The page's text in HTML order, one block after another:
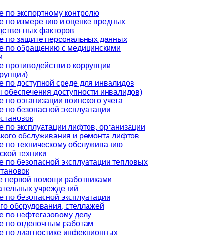
по экспортному контролю
по измерению и оценке вредных
факторов
по защите персональных данных
по обращению с медицинскими
противодействию коррупции
по доступной среде для инвалидов
обеспечения доступности инвалидов)
по организации воинского учета
по безопасной эксплуатации
по эксплуатации лифтов, организации
обслуживания и ремонта лифтов
по техническому обслуживанию
техники
по безопасной эксплуатации тепловых
первой помощи работниками
учреждений
по безопасной эксплуатации
оборудования, стеллажей
по нефтегазовому делу
по отделочным работам
по диагностике инфекционных